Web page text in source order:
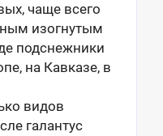
чаще всего
изогнутым
подснежники
на Кавказе, в
видов
галантус